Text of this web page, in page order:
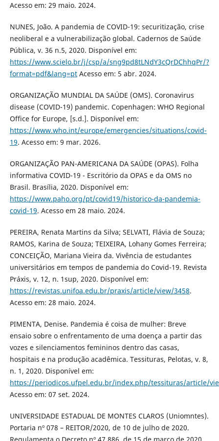
Acesso em: 29 maio. 2024.
NUNES, João. A pandemia de COVID-19: securitização, crise
neoliberal e a vulnerabilização global. Cadernos de Saúde
Pública, v. 36 n.5, 2020. Disponível em:
https://www.scielo.br/j/csp/a/sng9pd8tLNdY3cQrDChhqPr/?
format=pdf&lang=ptAcesso em: 5 abr. 2024.
ORGANIZAÇÃO MUNDIAL DA SAÚDE (OMS). Coronavirus
disease (COVID-19) pandemic. Copenhagen: WHO Regional
Office for Europe, [s.d.]. Disponível em:
https://www.who.int/europe/emergencies/situations/covid-
19. Acesso em: 9 mar. 2026.
ORGANIZAÇÃO PAN-AMERICANA DA SAÚDE (OPAS). Folha
informativa COVID-19 - Escritório da OPAS e da OMS no
Brasil. Brasília, 2020. Disponível em:
https://www.paho.org/pt/covid19/historico-da-pandemia-
covid-19. Acesso em 28 maio. 2024.
PEREIRA, Renata Martins da Silva; SELVATI, Flávia de Souza;
RAMOS, Karina de Souza; TEIXEIRA, Lohany Gomes Ferreira;
CONCEIÇÃO, Mariana Vieira da. Vivência de estudantes
universitários em tempos de pandemia do Covid-19. Revista
Práxis, v. 12, n. 1sup, 2020. Disponível em:
https://revistas.unifoa.edu.br/praxis/article/view/3458.
Acesso em: 28 maio. 2024.
PIMENTA, Denise. Pandemia é coisa de mulher: Breve
ensaio sobre o enfrentamento de uma doença a partir das
vozes e silenciamentos femininos dentro das casas,
hospitais e na produção acadêmica. Tessituras, Pelotas, v. 8,
n. 1, 2020. Disponível em:
https://periodicos.ufpel.edu.br/index.php/tessituras/article/
Acesso em: 07 set. 2024.
UNIVERSIDADE ESTADUAL DE MONTES CLAROS (Uniomntes).
Portaria nº 078 – REITOR/2020, de 10 de julho de 2020.